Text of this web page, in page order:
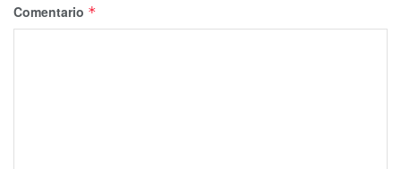
Comentario *